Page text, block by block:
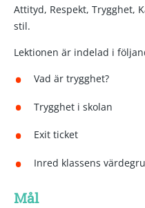
Attityd, Respekt, Trygghet,
stil.
Lektionen är indelad i
Vad är trygghet?
Trygghet i skolan
Exit ticket
Inred klassens
Mål